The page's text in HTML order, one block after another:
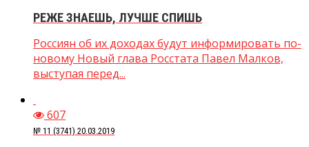
РЕЖЕ ЗНАЕШЬ, ЛУЧШЕ СПИШЬ
Россиян об их доходах будут информировать по-
новому Новый глава Росстата Павел Малков,
выступая перед...
607
№ 11 (3741) 20.03.2019